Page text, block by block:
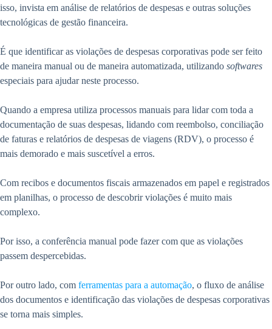
isso, invista em análise de relatórios de despesas e outras soluções
tecnológicas de gestão financeira.
É que identificar as violações de despesas corporativas pode ser feito
de maneira manual ou de maneira automatizada, utilizando softwares
especiais para ajudar neste processo.
Quando a empresa utiliza processos manuais para lidar com toda a
documentação de suas despesas, lidando com reembolso, conciliação
de faturas e relatórios de despesas de viagens (RDV), o processo é
mais demorado e mais suscetível a erros.
Com recibos e documentos fiscais armazenados em papel e registrados
em planilhas, o processo de descobrir violações é muito mais
complexo.
Por isso, a conferência manual pode fazer com que as violações
passem despercebidas.
Por outro lado, com ferramentas para a automação, o fluxo de análise
dos documentos e identificação das violações de despesas corporativas
se torna mais simples.